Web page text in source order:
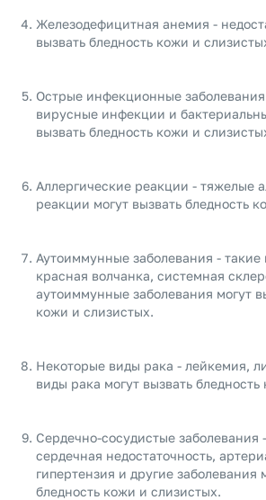
Железодефицитная анемия -
вызвать бледность кожи и
Острые инфекционные заболевания
вирусные инфекции и
вызвать бледность кожи и
Аллергические реакции - тяжелые
реакции могут вызвать бледность
Аутоиммунные заболевания - такие
красная волчанка, системная
аутоиммунные заболевания могут
кожи и слизистых.
Некоторые виды рака - лейкемия,
виды рака могут вызвать
Сердечно-сосудистые заболевания
сердечная недостаточность,
гипертензия и другие заболевания
бледность кожи и слизистых.